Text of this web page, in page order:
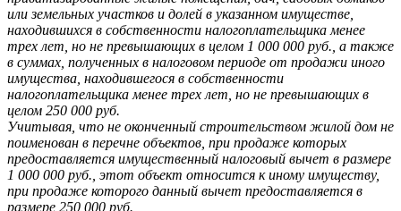
или земельных участков и долей в указанном имуществе,
находившихся в собственности налогоплательщика менее
трех лет, но не превышающих в целом 1 000 000 руб., а также
в суммах, полученных в налоговом периоде от продажи иного
имущества, находившегося в собственности
налогоплательщика менее трех лет, но не превышающих в
целом 250 000 руб.
Учитывая, что не оконченный строительством жилой дом не
поименован в перечне объектов, при продаже которых
предоставляется имущественный налоговый вычет в размере
1 000 000 руб., этот объект относится к иному имуществу,
при продаже которого данный вычет предоставляется в
размере 250 000 руб.